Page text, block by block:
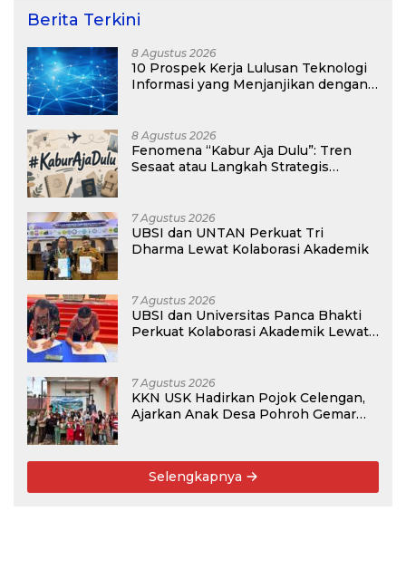
Berita Terkini
8 Agustus 2026
10 Prospek Kerja Lulusan Teknologi
Informasi yang Menjanjikan dengan
8 Agustus 2026
Fenomena “Kabur Aja Dulu”: Tren
Sesaat atau Langkah Strategis
7 Agustus 2026
UBSI dan UNTAN Perkuat Tri
Dharma Lewat Kolaborasi Akademik
7 Agustus 2026
UBSI dan Universitas Panca Bhakti
Perkuat Kolaborasi Akademik Lewat
7 Agustus 2026
KKN USK Hadirkan Pojok Celengan,
Ajarkan Anak Desa Pohroh Gemar
Selengkapnya